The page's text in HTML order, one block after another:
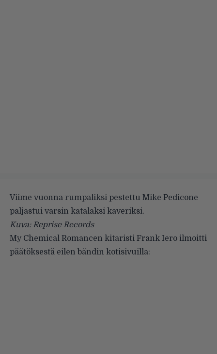
Viime vuonna rumpaliksi pestettu Mike Pedicone
paljastui varsin katalaksi kaveriksi.
Kuva: Reprise Records
My Chemical Romancen kitaristi Frank Iero ilmoitti
päätöksestä eilen bändin kotisivuilla: